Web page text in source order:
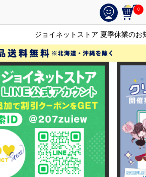
0
ジョイネットストア 夏季休業のお知